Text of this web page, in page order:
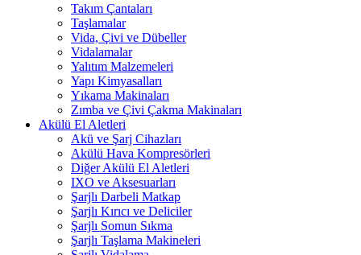
Takım Çantaları
Taşlamalar
Vida, Çivi ve Dübeller
Vidalamalar
Yalıtım Malzemeleri
Yapı Kimyasalları
Yıkama Makinaları
Zımba ve Çivi Çakma Makinaları
Akülü El Aletleri
Akü ve Şarj Cihazları
Akülü Hava Kompresörleri
Diğer Akülü El Aletleri
IXO ve Aksesuarları
Şarjlı Darbeli Matkap
Şarjlı Kırıcı ve Deliciler
Şarjlı Somun Sıkma
Şarjlı Taşlama Makineleri